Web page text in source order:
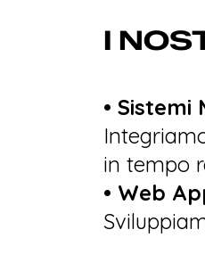
I
• Sistemi
in tempo
• Web